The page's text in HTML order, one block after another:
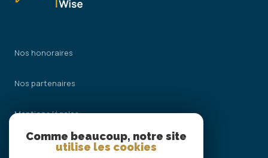
Nos honoraires
Nos partenaires
Mentions légales
Comme beaucoup, notre site
utilise les cookies